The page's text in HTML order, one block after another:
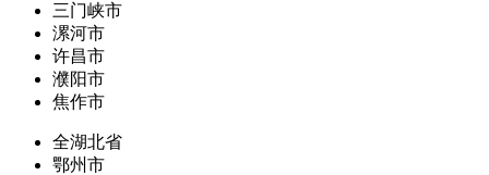
三门峡市
漯河市
许昌市
濮阳市
焦作市
全湖北省
鄂州市